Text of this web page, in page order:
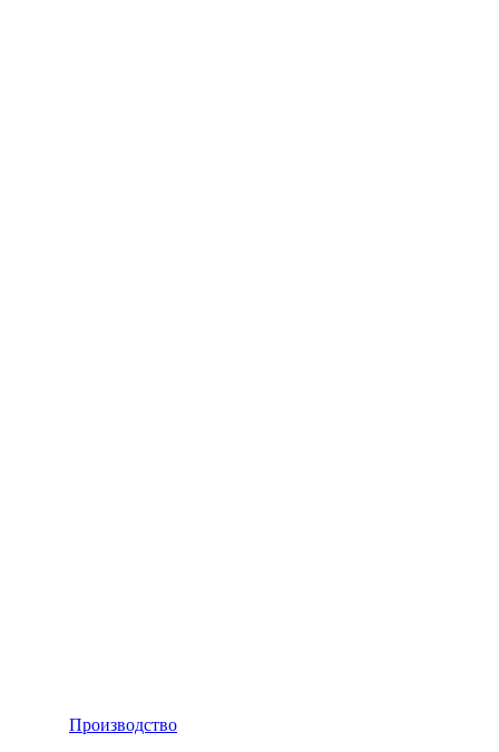
Производство